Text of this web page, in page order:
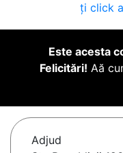
ți click
Este acesta
Felicitări! Aă
Adjud